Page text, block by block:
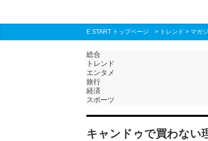
E START トップページ > トレンド > マガ
総合
トレンド
エンタメ
旅行
経済
スポーツ
キャンドゥで買わない